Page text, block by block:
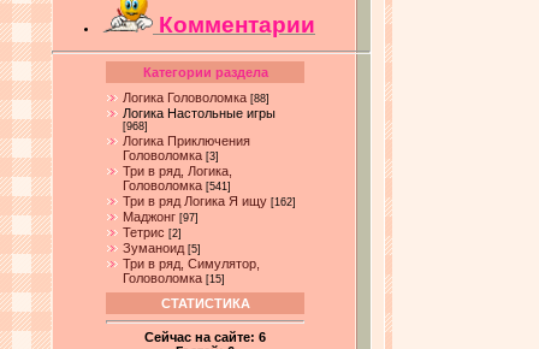
Комментарии
Категории раздела
Логика Головоломка [88]
Логика Настольные игры
[968]
Логика Приключения
Головоломка [3]
Три в ряд, Логика,
Головоломка [541]
Три в ряд Логика Я ищу [162]
Маджонг [97]
Тетрис [2]
Зуманоид [5]
Три в ряд, Симулятор,
Головоломка [15]
СТАТИСТИКА
Сейчас на сайте: 6